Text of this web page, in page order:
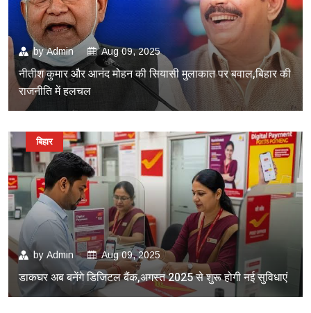
byAdmin Aug 09, 2025
नीतीश कुमार और आनंद मोहन की सियासी मुलाकात पर बवाल,बिहार की
राजनीति में हलचल
by Admin Aug 09, 2025
डाकघर अब बनेंगे डिजिटल बैंक,अगस्त 2025 से शुरू होगी नई सुविधाएं
बिहार